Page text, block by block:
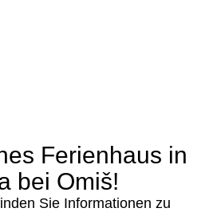
Ferienhaus in
bei Omiš!
Sie Informationen zu